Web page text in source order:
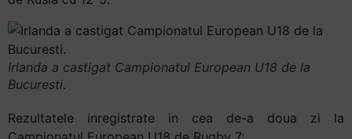
Irlanda a castigat Campionatul European U18 de la
Bucuresti.
Rezultatele inregistrate in cea de-a doua zi la